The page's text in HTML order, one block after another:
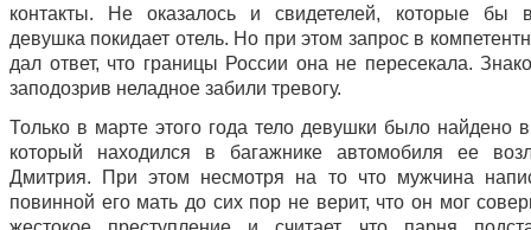
контакты. Не оказалось и свидетелей, которые бы
девушка покидает отель. Но при этом запрос в
дал ответ, что границы России она не пересекала.
заподозрив неладное забили тревогу.
Только в марте этого года тело девушки было найдено
который находился в багажнике автомобиля ее
Дмитрия. При этом несмотря на то что мужчина
повинной его мать до сих пор не верит, что он мог